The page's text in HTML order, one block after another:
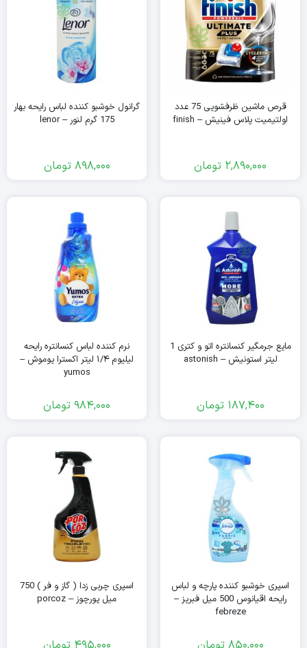
قرص ماشین ظرفشویی 75 عدد
اولتیمیت پلاس فینیش – finish
2,890,000 تومان
گرانول خوشبو کننده لباس رایحه بهار
175 گرم لنور – lenor
898,000 تومان
مایع جرمگیر کنسانتره اتو و کتری 1
لیتر استونیش – astonish
187,400 تومان
نرم کننده لباس کنسانتره رایحه
لیلیوم ۱/۴ لیتر اکسترا یوموش –
yumos
984,000 تومان
اسپری خوشبو کننده پارچه و لباس
رایحه اقیانوس 500 میل فبریز –
febreze
اسپری چربی زدا ( گاز و فر ) 750
میل پورچوز – porcoz